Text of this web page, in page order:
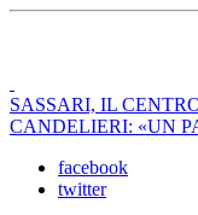
SASSARI, IL
CANDELIERI: «UN
facebook
twitter